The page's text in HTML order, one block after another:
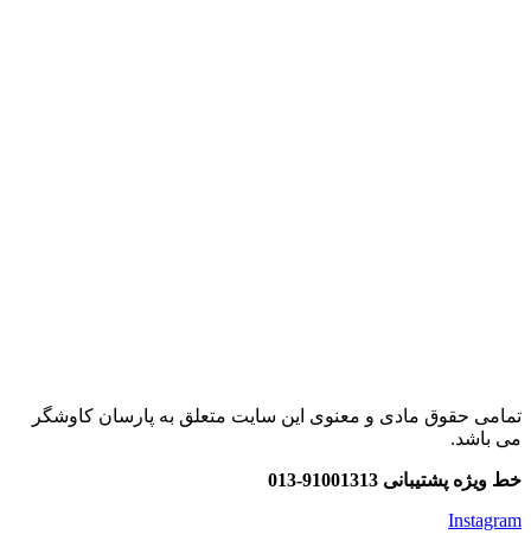
تمامی حقوق مادی و معنوی این سایت متعلق به پارسان کاوشگر
می باشد.
خط ویژه پشتیبانی 91001313-013
Instagram